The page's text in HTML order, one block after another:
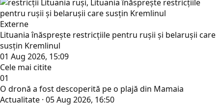
Externe
Lituania înăsprește restricțiile pentru rușii și belarușii care
susțin Kremlinul
01 Aug 2026, 15:09
Cele mai citite
01
O dronă a fost descoperită pe o plajă din Mamaia
Actualitate · 05 Aug 2026, 16:50